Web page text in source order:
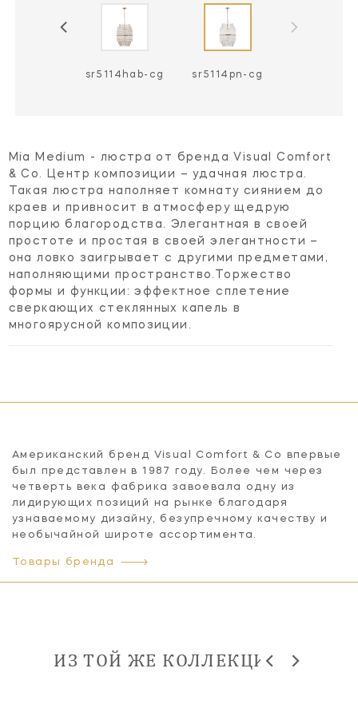
sr5114hab-cg sr5114pn-cg
Mia Medium - люстра от бренда Visual Comfort
& Co. Центр композиции – удачная люстра.
Такая люстра наполняет комнату сиянием до
краев и привносит в атмосферу щедрую
порцию благородства. Элегантная в своей
простоте и простая в своей элегантности –
она ловко заигрывает с другими предметами,
наполняющими пространство.Торжество
формы и функции: эффектное сплетение
сверкающих стеклянных капель в
многоярусной композиции.
Американский бренд Visual Comfort & Co впервые
был представлен в 1987 году. Более чем через
четверть века фабрика завоевала одну из
лидирующих позиций на рынке благодаря
узнаваемому дизайну, безупречному качеству и
необычайной широте ассортимента.
Товары бренда
ИЗ ТОЙ ЖЕ КОЛЛЕКЦИИ